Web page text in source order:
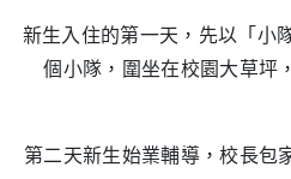
新生入住的第一天，先以「小
個小隊，圍坐在校園大草坪
第二天新生始業輔導，校長包